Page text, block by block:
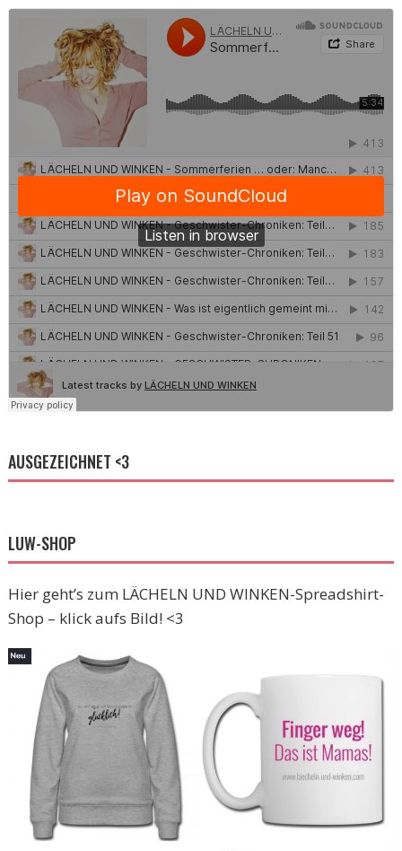
AUSGEZEICHNET <3
LUW-SHOP
Hier geht’s zum LÄCHELN UND WINKEN-Spreadshirt-
Shop – klick aufs Bild! <3